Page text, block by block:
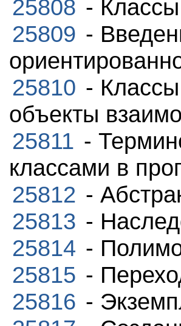
25808 -
25809 -
25810 -
объекты
25811 -
классами в
25812 -
25813 -
25814 -
25815 -
25816 -